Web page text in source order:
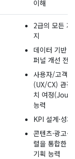
이해
2급의 모든 지
지
데이터 기반
퍼널 개선 전
사용자/고객
(UX/CX) 관점
치 여정
능력
KPI 설계·성
콘텐츠·광고·
럴을 통합한
기획 능력